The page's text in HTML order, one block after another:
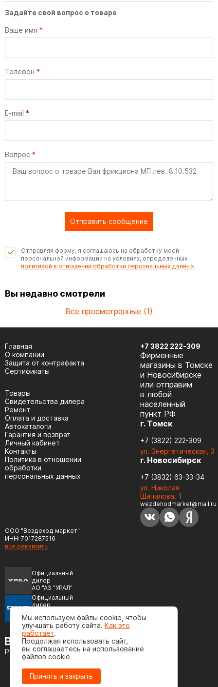
Задайте свой вопрос о товаре
Ваше имя *
Телефон *
E-mail *
Вопрос *
Отправить сообщение
Отправляя форму, я соглашаюсь на обработку моей
персональной информации на условиях, определенных
политикой в отношении обработки персональных данных.
Вы недавно смотрели
Все просмотренные (1)
ООО "Вездеход маркет"
ИНН: 7017287516
все реквизиты
Официальный
дилер
АО "АЗ "УРАЛ"
Официальный
дилер
(ЯМЗ)
Разработка сайта
Главная
О компании
Защита от контрафакта
Сертификаты
Товары
Cвидетельства дилера
Ремонт
Оплата и доставка
Автокаталоги
Гарантия и возврат
Личный кабинет
Контакты
Политика в отношении
обработки
персональных данных
+7 3822 222-309
Фирменные
магазины в Томске
и Новосибирске
или отправим
в любой
населенный
пункт РФ
г. Томск
+7 (3822) 222-309
ул. Энергетическая, 3
г. Новосибирск
+7 (3832) 63-33-34
ул. Николая
Шипилова, 1
wezdehodmarket@mail.ru
Мы используем файлы cookie, чтобы
улучшать работу сайта. Как это
работает.
Продолжая использовать сайт,
вы соглашаетесь на использование
файлов cookie
Принять и закрыть